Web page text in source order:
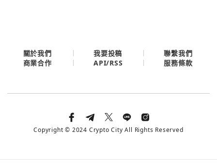
關於我們 我要投稿
聯繫我們
商業合作
API/RSS 服務條款
Copyright © 2024 Crypto City All Rights Reserved